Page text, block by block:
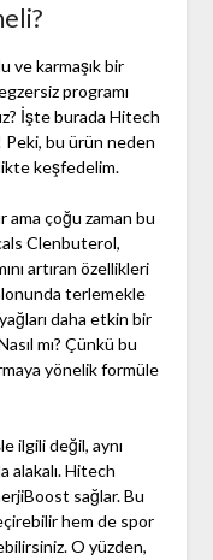
ve karmaşık bir
programı
İşte burada Hitech
bu ürün neden
keşfedelim.
ama çoğu zaman bu
Clenbuterol,
artıran özellikleri
terlemekle
daha etkin bir
mı? Çünkü bu
yönelik formüle
ilgili değil, aynı
alakalı. Hitech
sağlar. Bu
hem de spor
O yüzden,